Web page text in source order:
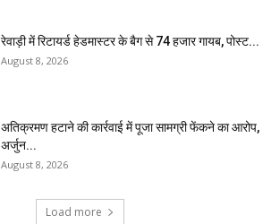
रेवाड़ी में रिटायर्ड हेडमास्टर के बैग से ₹74 हजार गायब, पोस्ट...
August 8, 2026
अतिक्रमण हटाने की कार्रवाई में पूजा सामग्री फेंकने का आरोप,
अर्जुन...
August 8, 2026
Load more